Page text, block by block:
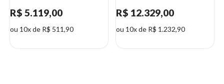
R$ 5.119,00
ou 10x de R$ 511,90
R$ 12.329,00
ou 10x de R$ 1.232,90